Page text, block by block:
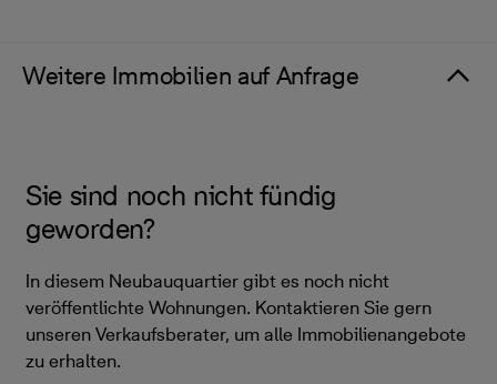
Weitere Immobilien auf Anfrage
Sie sind noch nicht fündig
geworden?
In diesem Neubauquartier gibt es noch nicht
veröffentlichte Wohnungen. Kontaktieren Sie gern
unseren Verkaufsberater, um alle Immobilienangebote
zu erhalten.